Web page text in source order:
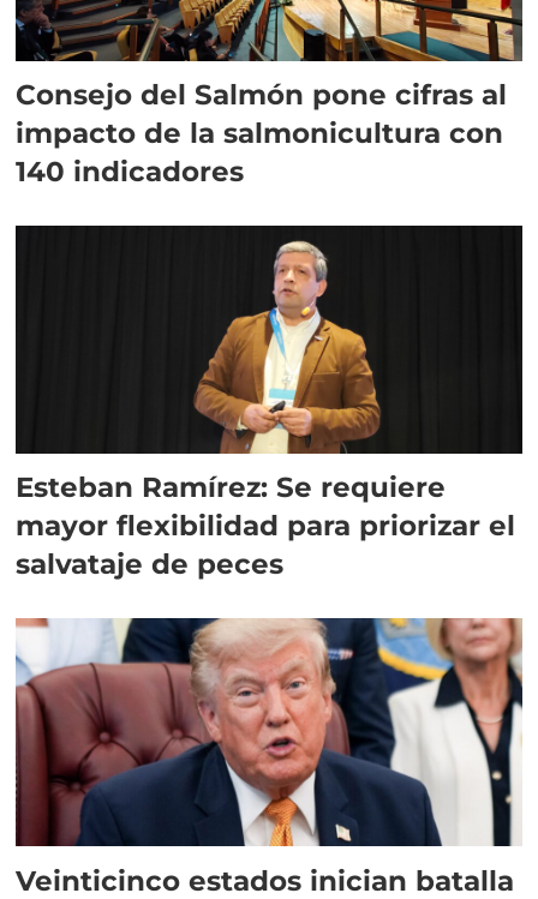
Consejo del Salmón pone cifras al
impacto de la salmonicultura con
140 indicadores
Esteban Ramírez: Se requiere
mayor flexibilidad para priorizar el
salvataje de peces
Veinticinco estados inician batalla